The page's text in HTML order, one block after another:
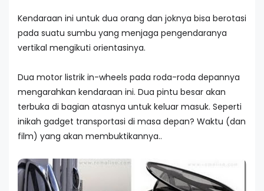
Kendaraan ini untuk dua orang dan joknya bisa berotasi
pada suatu sumbu yang menjaga pengendaranya
vertikal mengikuti orientasinya.
Dua motor listrik in-wheels pada roda-roda depannya
mengarahkan kendaraan ini. Dua pintu besar akan
terbuka di bagian atasnya untuk keluar masuk. Seperti
inikah gadget transportasi di masa depan? Waktu (dan
film) yang akan membuktikannya..